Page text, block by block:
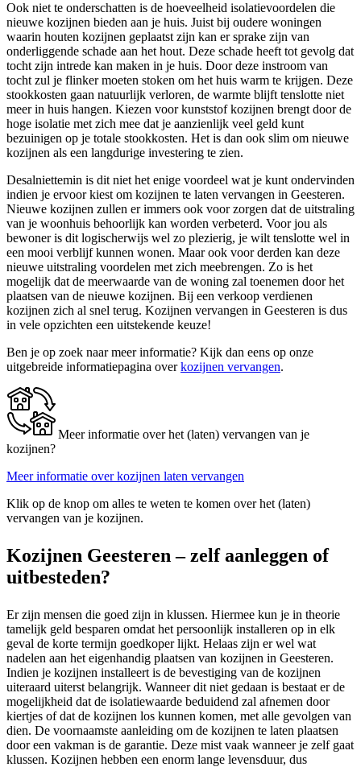
Ook niet te onderschatten is de hoeveelheid isolatievoordelen die
nieuwe kozijnen bieden aan je huis. Juist bij oudere woningen
waarin houten kozijnen geplaatst zijn kan er sprake zijn van
onderliggende schade aan het hout. Deze schade heeft tot gevolg dat
tocht zijn intrede kan maken in je huis. Door deze instroom van
tocht zul je flinker moeten stoken om het huis warm te krijgen. Deze
stookkosten gaan natuurlijk verloren, de warmte blijft tenslotte niet
meer in huis hangen. Kiezen voor kunststof kozijnen brengt door de
hoge isolatie met zich mee dat je aanzienlijk veel geld kunt
bezuinigen op je totale stookkosten. Het is dan ook slim om nieuwe
kozijnen als een langdurige investering te zien.
Desalniettemin is dit niet het enige voordeel wat je kunt ondervinden
indien je ervoor kiest om kozijnen te laten vervangen in Geesteren.
Nieuwe kozijnen zullen er immers ook voor zorgen dat de uitstraling
van je woonhuis behoorlijk kan worden verbeterd. Voor jou als
bewoner is dit logischerwijs wel zo plezierig, je wilt tenslotte wel in
een mooi verblijf kunnen wonen. Maar ook voor derden kan deze
nieuwe uitstraling voordelen met zich meebrengen. Zo is het
mogelijk dat de meerwaarde van de woning zal toenemen door het
plaatsen van de nieuwe kozijnen. Bij een verkoop verdienen
kozijnen zich al snel terug. Kozijnen vervangen in Geesteren is dus
in vele opzichten een uitstekende keuze!
Ben je op zoek naar meer informatie? Kijk dan eens op onze
uitgebreide informatiepagina overkozijnen vervangen.
Meer informatie over het (laten) vervangen van je
kozijnen?
Meer informatie over kozijnen laten vervangen
Klik op de knop om alles te weten te komen over het (laten)
vervangen van je kozijnen.
Kozijnen Geesteren – zelf aanleggen of
uitbesteden?
Er zijn mensen die goed zijn in klussen. Hiermee kun je in theorie
tamelijk geld besparen omdat het persoonlijk installeren op in elk
geval de korte termijn goedkoper lijkt. Helaas zijn er wel wat
nadelen aan het eigenhandig plaatsen van kozijnen in Geesteren.
Indien je kozijnen installeert is de bevestiging van de kozijnen
uiteraard uiterst belangrijk. Wanneer dit niet gedaan is bestaat er de
mogelijkheid dat de isolatiewaarde beduidend zal afnemen door
kiertjes of dat de kozijnen los kunnen komen, met alle gevolgen van
dien. De voornaamste aanleiding om de kozijnen te laten plaatsen
door een vakman is de garantie. Deze mist vaak wanneer je zelf gaat
klussen. Kozijnen hebben een enorm lange levensduur, dus